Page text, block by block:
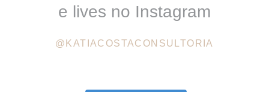
e lives no Instagram
@KATIACOSTACONSULTORIA